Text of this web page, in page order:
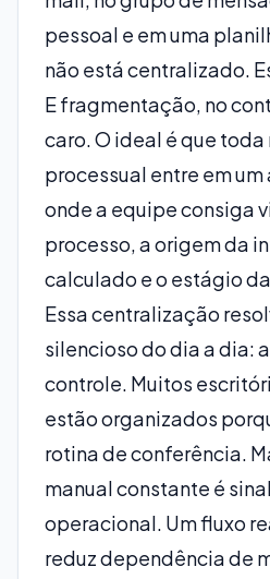
pessoal e em uma
não está centralizado.
E fragmentação, no
caro. O ideal é que
processual entre em
onde a equipe consiga
processo, a origem da
calculado e o estágio
Essa centralização
silencioso do dia a dia:
controle. Muitos
estão organizados
rotina de conferência.
manual constante é
operacional. Um fluxo
reduz dependência de